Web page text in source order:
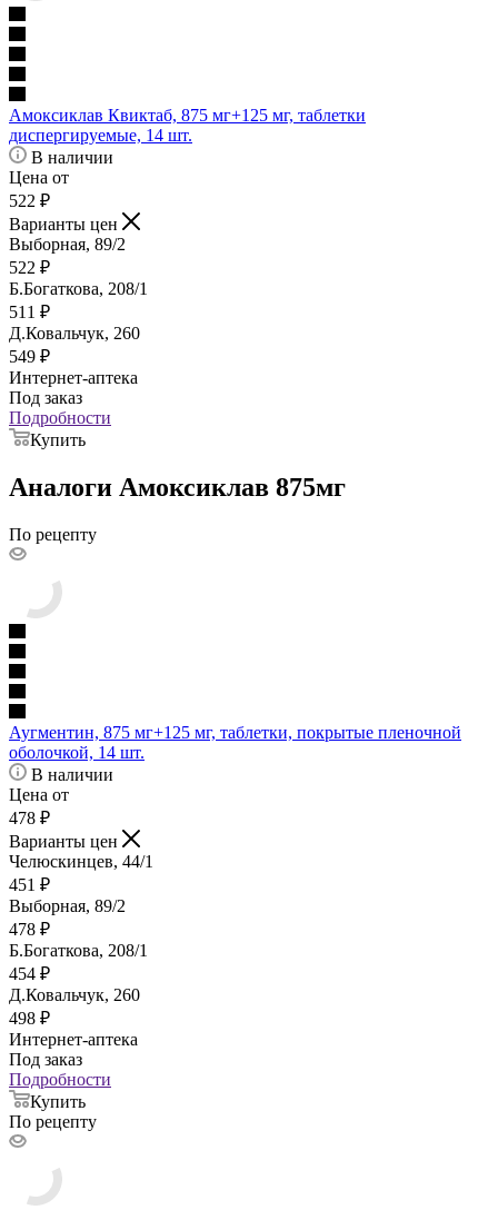
Амоксиклав Квиктаб, 875 мг+125 мг, таблетки
диспергируемые, 14 шт.
В наличии
Цена от
522 ₽
Варианты цен
Выборная, 89/2
522 ₽
Б.Богаткова, 208/1
511 ₽
Д.Ковальчук, 260
549 ₽
Интернет-аптека
Под заказ
Подробности
Купить
Аналоги Амоксиклав 875мг
По рецепту
Аугментин, 875 мг+125 мг, таблетки, покрытые пленочной
оболочкой, 14 шт.
В наличии
Цена от
478 ₽
Варианты цен
Челюскинцев, 44/1
451 ₽
Выборная, 89/2
478 ₽
Б.Богаткова, 208/1
454 ₽
Д.Ковальчук, 260
498 ₽
Интернет-аптека
Под заказ
Подробности
Купить
По рецепту